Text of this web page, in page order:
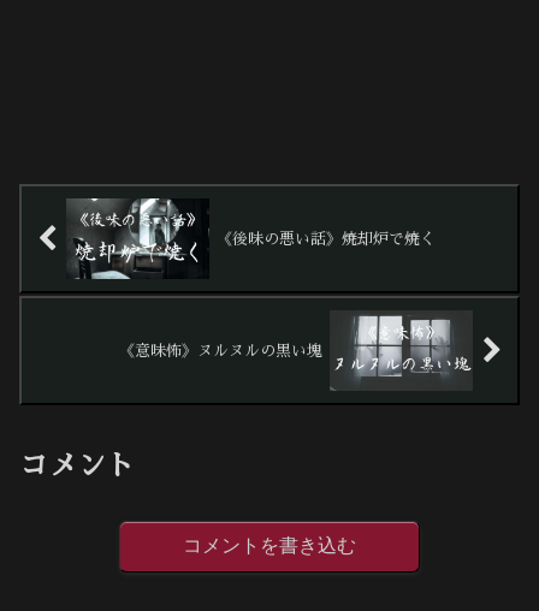
《後味の悪い話》焼却炉で焼く
《意味怖》ヌルヌルの黒い塊
コメント
コメントを書き込む